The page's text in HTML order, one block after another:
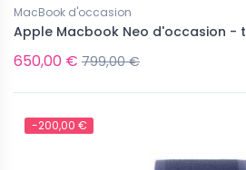
MacBook d'occasion
Apple Macbook Neo d'occasion -
650,00 € 799,00 €
-200,00 €